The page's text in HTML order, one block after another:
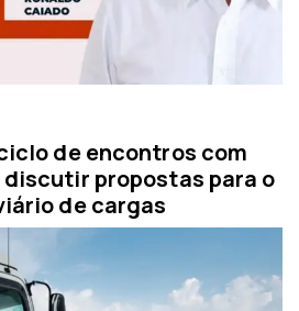
de encontros com
propostas para o
de cargas